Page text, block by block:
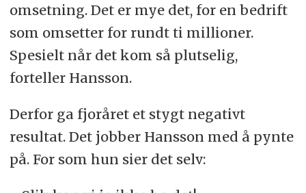
omsetning. Det er mye det, for en bedrift
som omsetter for rundt ti millioner.
Spesielt når det kom så plutselig,
forteller Hansson.
Derfor ga fjoråret et stygt negativt
resultat. Det jobber Hansson med å pynte
på. For som hun sier det selv: